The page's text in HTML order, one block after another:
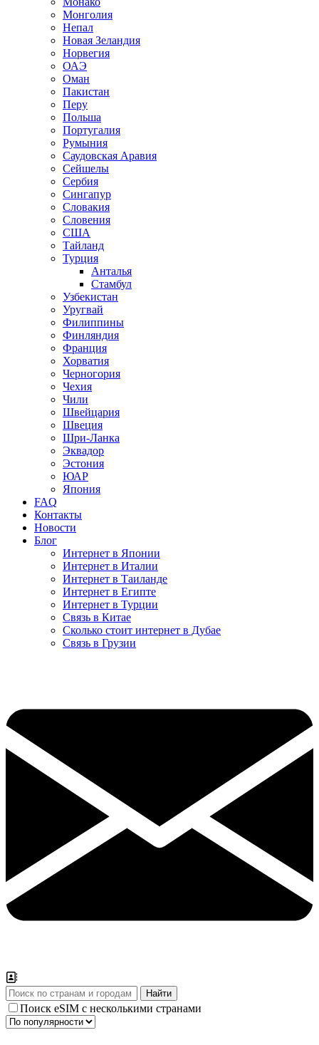
Монголия
Непал
Новая Зеландия
Норвегия
ОАЭ
Оман
Пакистан
Перу
Польша
Португалия
Румыния
Саудовская Аравия
Сейшелы
Сербия
Сингапур
Словакия
Словения
США
Тайланд
Турция
Анталья
Стамбул
Узбекистан
Уругвай
Филиппины
Финляндия
Франция
Хорватия
Черногория
Чехия
Чили
Швейцария
Швеция
Шри-Ланка
Эквадор
Эстония
ЮАР
Япония
FAQ
Контакты
Новости
Блог
Интернет в Японии
Интернет в Италии
Интернет в Таиланде
Интернет в Египте
Интернет в Турции
Связь в Китае
Сколько стоит интернет в Дубае
Связь в Грузии
Поиск eSIM с несколькими странами